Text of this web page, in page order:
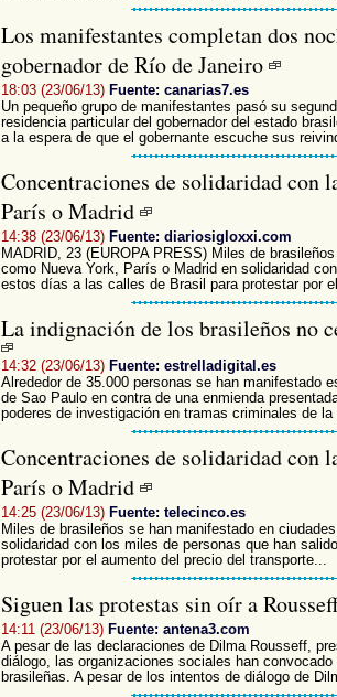
Los manifestantes completan dos
gobernador de Río de Janeiro
18:03 (23/06/13) Fuente: canarias7.es
Un pequeño grupo de manifestantes pasó su
residencia particular del gobernador del estado
a la espera de que el gobernante escuche sus
Concentraciones de solidaridad con
París o Madrid
14:38 (23/06/13) Fuente: diariosigloxxi.com
MADRID, 23 (EUROPA PRESS) Miles de
como Nueva York, París o Madrid en solidaridad
estos días a las calles de Brasil para protestar por el
La indignación de los brasileños no
14:32 (23/06/13) Fuente: estrelladigital.es
Alrededor de 35.000 personas se han manifestado
de Sao Paulo en contra de una enmienda
poderes de investigación en tramas criminales de la
Concentraciones de solidaridad con
París o Madrid
14:25 (23/06/13) Fuente: telecinco.es
Miles de brasileños se han manifestado en
solidaridad con los miles de personas que han
protestar por el aumento del precio del transporte...
Siguen las protestas sin oír a
14:11 (23/06/13) Fuente: antena3.com
A pesar de las declaraciones de Dilma Rousseff,
diálogo, las organizaciones sociales han
brasileñas. A pesar de los intentos de diálogo de